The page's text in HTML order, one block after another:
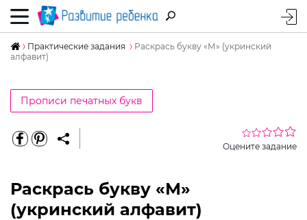
Практические задания
Раскрась букву «М» (укринский
алфавит)
Прописи печатных букв
Оцените задание
Раскрась букву «М»
(укринский алфавит)